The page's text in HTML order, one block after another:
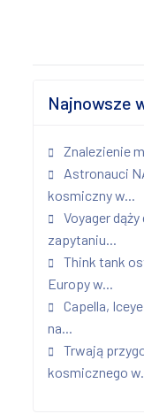
Najnowsze
Znalezienie
Astronauci
kosmiczny w...
Voyager
zapytaniu...
Think tank
Europy w...
Capella,
na...
Trwają
kosmicznego